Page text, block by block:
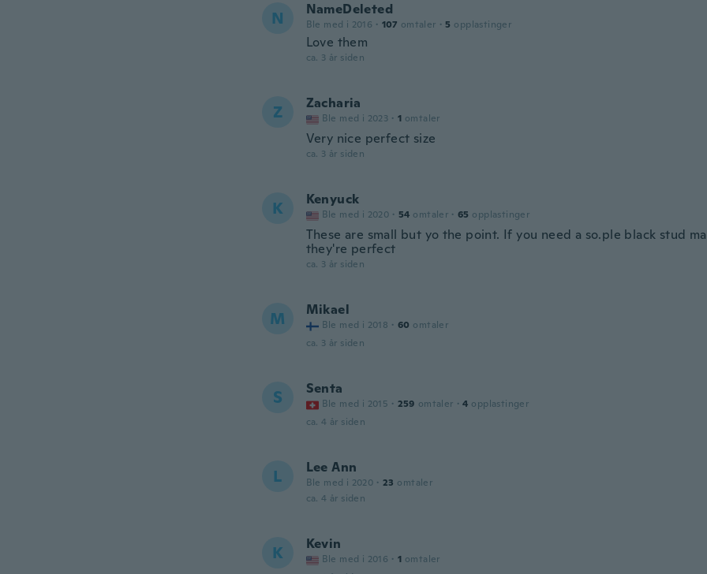
N NameDeleted
Ble med i 2016 · 107 omtaler · 5 opplastinger
Love them
ca. 3 år siden
Z Zacharia
Ble med i 2023 · 1 omtaler
Very nice perfect size
ca. 3 år siden
K Kenyuck
Ble med i 2020 · 54 omtaler · 65 opplastinger
These are small but yo the point. If you need a so.ple black stud
they're perfect
ca. 3 år siden
M Mikael
Ble med i 2018 · 60 omtaler
ca. 3 år siden
S Senta
Ble med i 2015 · 259 omtaler · 4 opplastinger
ca. 4 år siden
L Lee Ann
Ble med i 2020 · 23 omtaler
ca. 4 år siden
K Kevin
Ble med i 2016 · 1 omtaler